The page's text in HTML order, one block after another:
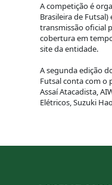
A competição é
Brasileira de
transmissão oficial
cobertura em
site da entidade.
A segunda edição
Futsal conta com o
Assaí Atacadista,
Elétricos, Suzuki